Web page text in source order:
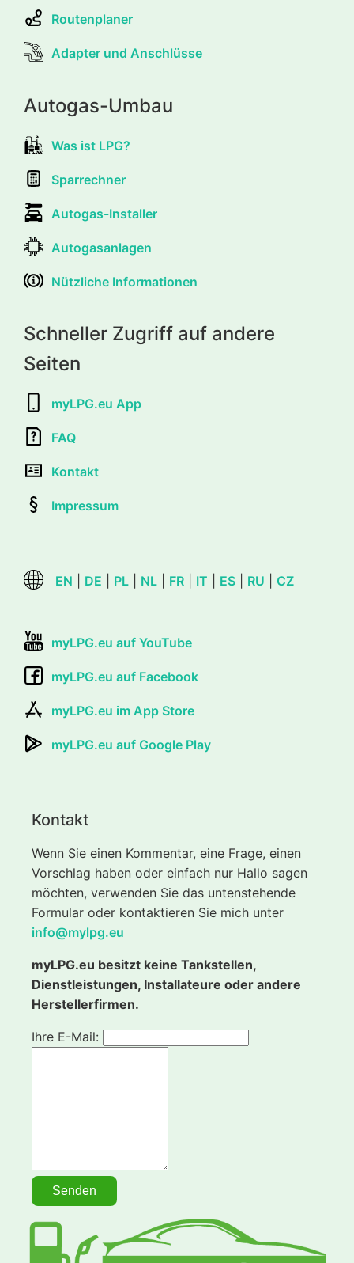
Routenplaner
Adapter und Anschlüsse
Autogas-Umbau
Was ist LPG?
Sparrechner
Autogas-Installer
Autogasanlagen
Nützliche Informationen
Schneller Zugriff auf andere
Seiten
myLPG.eu App
FAQ
Kontakt
Impressum
EN DE PL NL FR IT ES RU CZ
myLPG.eu auf YouTube
myLPG.eu auf Facebook
myLPG.eu im App Store
myLPG.eu auf Google Play
Kontakt
Wenn Sie einen Kommentar, eine Frage, einen
Vorschlag haben oder einfach nur Hallo sagen
möchten, verwenden Sie das untenstehende
Formular oder kontaktieren Sie mich unter
info@mylpg.eu
myLPG.eu besitzt keine Tankstellen,
Dienstleistungen, Installateure oder andere
Herstellerfirmen.
Ihre E-Mail: